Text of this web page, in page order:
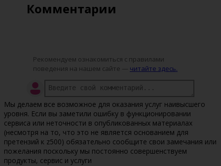
Комментарии
Рекомендуем ознакомиться с правилами
поведения на нашем сайте — читайте здесь.
Мы делаем все возможное для оказания услуг наивысшего
уровня. Если вы заметили ошибку в функционировании
сервиса или неточности в опубликованных материалах
(несмотря на то, что это не является основанием для
претензий к z500) обязательно сообщите свои замечания или
пожелания поскольку мы постоянно совершенствуем
продукты, сервис и услуги